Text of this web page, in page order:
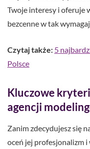
Twoje interesy i oferuje
bezcenne w tak
Czytaj także: 5
Polsce
Kluczowe
agencji
Zanim zdecydujesz się
oceń jej profesjonalizm